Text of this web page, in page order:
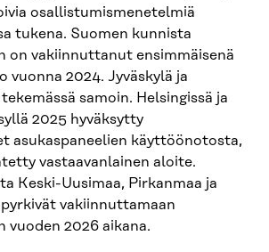
osallistumismenetelmiä
tukena. Suomen kunnista
on vakiinnuttanut ensimmäisenä
vuonna 2024. Jyväskylä ja
samoin. Helsingissä ja
2025 hyväksytty
asukaspaneelien käyttöönotosta,
vastaavanlainen aloite.
Keski-Uusimaa, Pirkanmaa ja
vakiinnuttamaan
vuoden 2026 aikana.